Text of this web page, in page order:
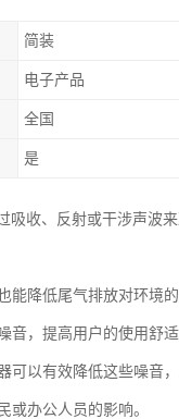
简装
电子产品
全国
是
收、反射或干涉声波来
降低尾气排放对环境的
，提高用户的使用舒适
以有效降低这些噪音，
办公人员的影响。